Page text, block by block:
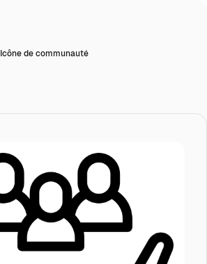
Icône de communauté